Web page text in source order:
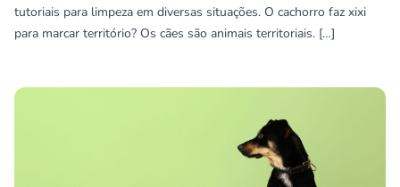
tutoriais para limpeza em diversas situações. O cachorro faz xixi
para marcar território? Os cães são animais territoriais. […]